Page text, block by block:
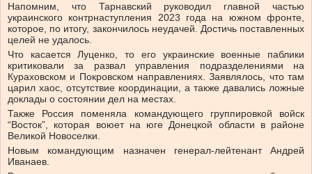
Напомним, что Тарнавский руководил главной частью
украинского контрнаступления 2023 года на южном фронте,
которое, по итогу, закончилось неудачей. Достичь поставленных
целей не удалось.
Что касается Луценко, то его украинские военные паблики
критиковали за развал управления подразделениями на
Кураховском и Покровском направлениях. Заявлялось, что там
царил хаос, отсутствие координации, а также давались ложные
доклады о состоянии дел на местах.
Также Россия поменяла командующего группировкой войск
“Восток”, которая воюет на юге Донецкой области в районе
Великой Новоселки.
Новым командующим назначен генерал-лейтенант Андрей
Иванаев.